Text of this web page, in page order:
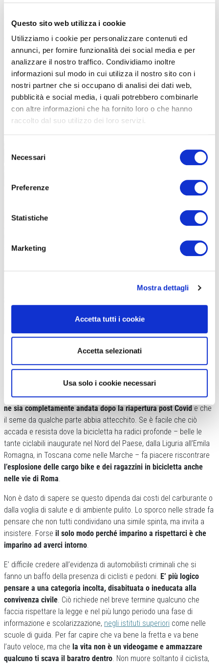
Questo sito web utilizza i cookie
Utilizziamo i cookie per personalizzare contenuti ed
annunci, per fornire funzionalità dei social media e per
analizzare il nostro traffico. Condividiamo inoltre
informazioni sul modo in cui utilizza il nostro sito con i
nostri partner che si occupano di analisi dei dati web,
pubblicità e social media, i quali potrebbero combinarle
con altre informazioni che ha fornito loro o che hanno
raccolto dal suo utilizzo dei loro servizi.
delNecessari
Preferenze
Statistiche
Marketing
Mostra dettagli
Accetta tutti i cookie
Accetta selezionati
Usa solo i cookie necessari
I numeri del rapportoViaggiare con la Bici 2025, realizzato da
sono travolgenti e parlano diun aumento esponenziale del
cicloturismo in Italia.Ma cosa si può dire di chi volesse utilizzare
la bici per la vita quotidiana? La risposta è simile. Serve la pelle
dura, serve coraggio e anche parecchia fortuna.
Anche la Capitale si sta abituando alla presenza di corrieri in cargo bike (foto
TRA VIOLENZA E IGNORANZA
In certi giorni, tuttavia, si ha la sensazione (stupefacente) di una
primavera in arrivo.Sembra che la voglia di cambiamento non se
ne sia completamente andata dopo la riapertura post Covide che
il seme da qualche parte abbia attecchito. Se è facile che ciò
accada e resista dove la bicicletta ha radici profonde – belle le
tante ciclabili inaugurate nel Nord del Paese, dalla Liguria all’Emila
Romagna, in Toscana come nelle Marche – fa piacere riscontrare
l’esplosione delle cargo bike e dei ragazzini in bicicletta anche
nelle vie di Roma.
Non è dato di sapere se questo dipenda dai costi del carburante o
dalla voglia di salute e di ambiente pulito. Lo sporco nelle strade fa
pensare che non tutti condividano una simile spinta, ma invita a
insistere. Forse il solo modo perché imparino a rispettarci è che
imparino ad averci intorno.
E’ difficile credere all’evidenza di automobilisti criminali che si
fanno un baffo della presenza di ciclisti e pedoni. E’ più logico
pensare a una categoria incolta, disabituata o ineducata alla
convivenza civile. Ciò richiede nel breve termine qualcuno che
faccia rispettare la legge e nel più lungo periodo una fase di
informazione e scolarizzazione, negli istituti superiori come nelle
scuole di guida. Per far capire che va bene la fretta e va bene
l’auto veloce, ma che la vita non è un videogame e ammazzare
qualcuno ti scava il baratro dentro. Non muore soltanto il ciclista,